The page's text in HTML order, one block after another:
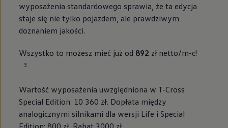
wyposażenia standardowego sprawia, że ta edycja
staje się nie tylko pojazdem, ale prawdziwym
doznaniem jakości.
Wszystko to możesz mieć już od 892 zł netto/m-c!
3
Wartość wyposażenia uwzględniona w T-Cross
Special Edition: 10 360 zł. Dopłata między
analogicznymi silnikami dla wersji Life i Special